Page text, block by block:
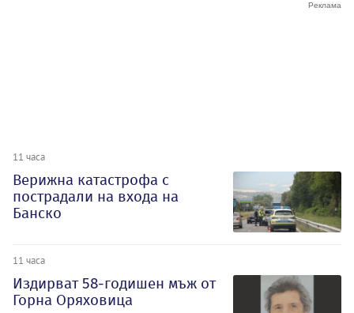
11 часа
Верижна катастрофа с
пострадали на входа на
Банско
11 часа
Издирват 58-годишен мъж от
Горна Оряховица